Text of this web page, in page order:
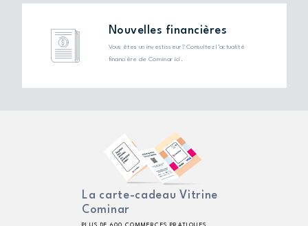
Nouvelles financières
Vous êtes un investisseur? Consultez l’actualité
financière de Cominar ici.
La carte-cadeau Vitrine
Cominar